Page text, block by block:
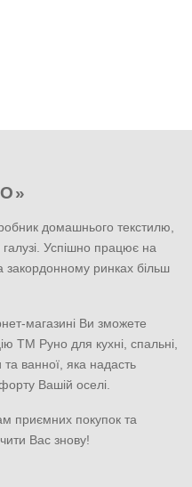
домашнього текстилю,
галузі. Успішно працює на
закордонному ринках більш
магазині Ви зможете
ТМ Руно для кухні, спальні,
та ванної, яка надасть
Вашій оселі.
приємних покупок та
Вас знову!